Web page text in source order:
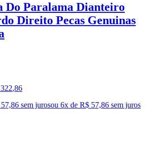
Do Paralama Dianteiro
Direito Pecas Genuinas
322,86
sem jurosou 6x de R$ 57,86 sem juros